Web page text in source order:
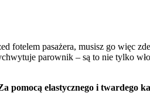
fotelem pasażera, musisz go więc
parownik – są to nie tylko
pomocą elastycznego i twardego